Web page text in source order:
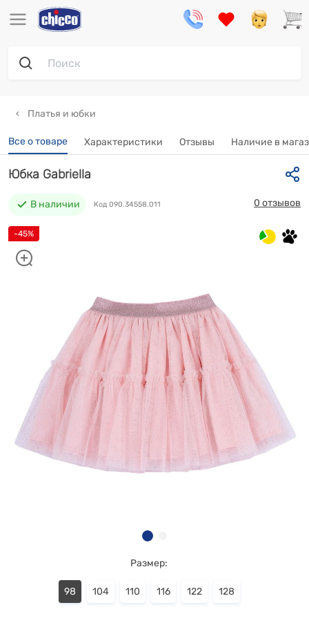
Платья и юбки
Все о товаре Характеристики Отзывы Наличие в
-45%
Юбка Gabriella
В наличии Код 090.34558.011 0 отзывов
Размер:
98 104 110 116 122 128